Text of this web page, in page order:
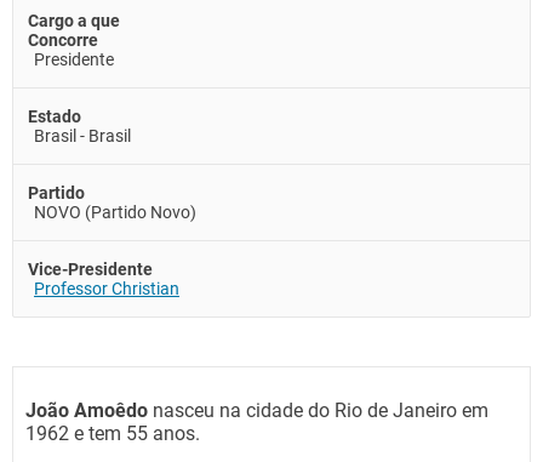
Cargo a que
Concorre
Presidente
Estado
Brasil - Brasil
Partido
NOVO (Partido Novo)
Vice-Presidente
Professor Christian
João Amoêdo nasceu na cidade do Rio de Janeiro em
1962 e tem 55 anos.